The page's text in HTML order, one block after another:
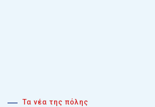
Τα νέα της πόλης